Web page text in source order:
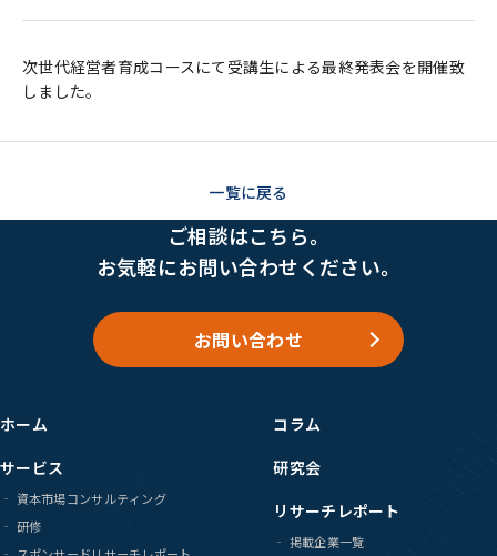
次世代経営者育成コースにて受講生による最終発表会を開催致
しました。
一覧に戻る
ホーム
サービス
資本市場コンサルティング
研修
コラム
研究会
リサーチレポート
掲載企業一覧
ご相談はこちら。
お気軽にお問い合わせください。
お問い合わせ